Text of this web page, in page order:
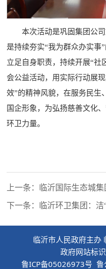
本次活动是巩固集团公
是持续夯实“我为群众办实事
立足自身职责，持续开展“社
会公益活动，用实际行动展
效”的精神风貌，在服务民生
国企形象，为弘扬慈善文化
环卫力量。
上一条：临沂国际生态城
下一条：临沂环卫集团：
临沂市人民政府主办
政府网站标
鲁ICP备05026973号